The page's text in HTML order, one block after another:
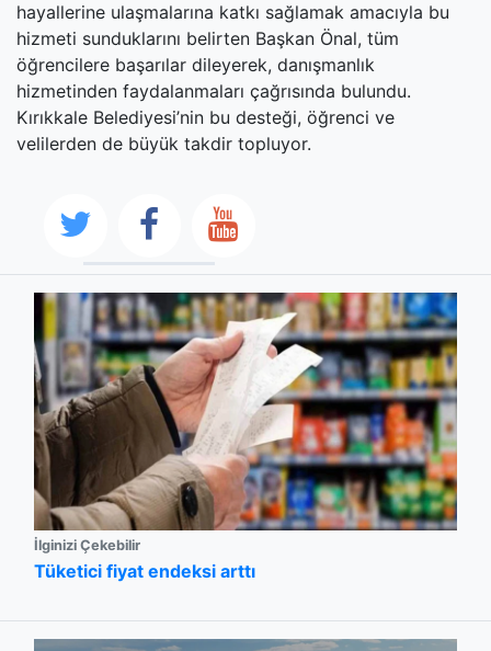
hayallerine ulaşmalarına katkı sağlamak amacıyla bu
hizmeti sunduklarını belirten Başkan Önal, tüm
öğrencilere başarılar dileyerek, danışmanlık
hizmetinden faydalanmaları çağrısında bulundu.
Kırıkkale Belediyesi’nin bu desteği, öğrenci ve
velilerden de büyük takdir topluyor.
İlginizi Çekebilir
Tüketici fiyat endeksi arttı